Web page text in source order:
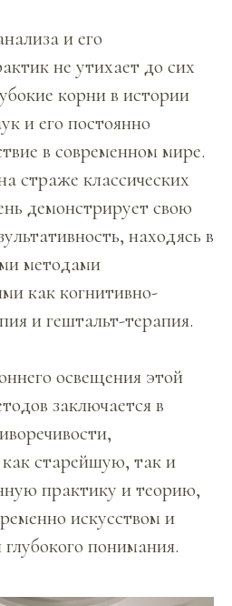
и его
не утихает до сих
корни в истории
и его постоянно
в современном мире.
страже классических
демонстрирует свою
находясь в
методами
как когнитивно-
и гештальт-терапия.
освещения этой
заключается в
старейшую, так и
практику и теорию,
искусством и
понимания.